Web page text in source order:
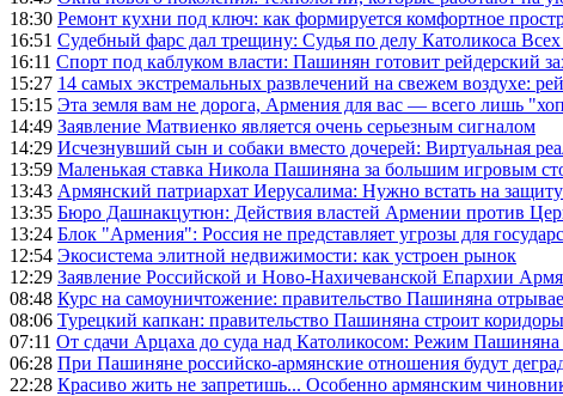
18:30 Ремонт кухни под ключ: как формируется комфортное
16:51 Судебный фарс дал трещину: Судья по делу Католикоса
16:11 Спорт под каблуком власти: Пашинян готовит рейдерский
15:27 14 самых экстремальных развлечений на свежем воздухе:
15:15 Эта земля вам не дорога, Армения для вас — всего лишь
14:49 Заявление Матвиенко является очень серьезным сигналом
14:29 Исчезнувший сын и собаки вместо дочерей: Виртуальная
13:59 Маленькая ставка Никола Пашиняна за большим игровым
13:43 Армянский патриархат Иерусалима: Нужно встать на
13:35 Бюро Дашнакцутюн: Действия властей Армении против
13:24 Блок "Армения": Россия не представляет угрозы для
12:54 Экосистема элитной недвижимости: как устроен рынок
12:29 Заявление Российской и Ново-Нахичеванской Епархии
08:48 Курс на самоуничтожение: правительство Пашиняна
08:06 Турецкий капкан: правительство Пашиняна строит
07:11 От сдачи Арцаха до суда над Католикосом: Режим Пашиняна
06:28 При Пашиняне российско-армянские отношения будут
22:28 Красиво жить не запретишь... Особенно армянским